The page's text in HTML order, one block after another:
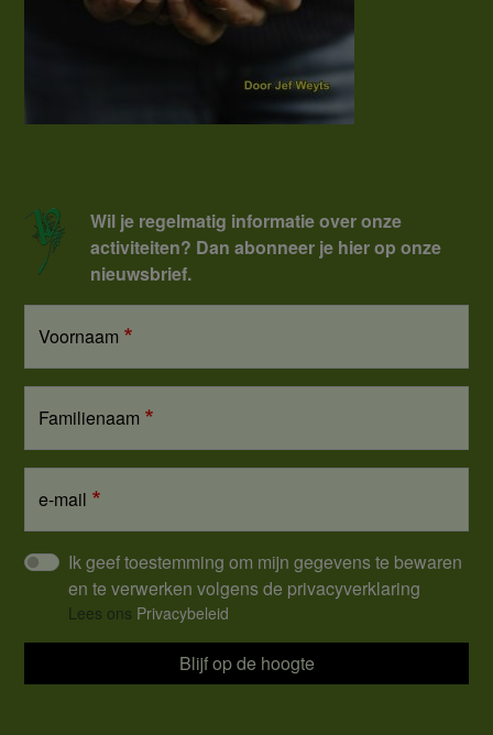
Wil je regelmatig informatie over onze
activiteiten? Dan abonneer je hier op onze
nieuwsbrief.
Voornaam
Familienaam
e-mail
Ik geef toestemming om mijn gegevens te bewaren
en te verwerken volgens de privacyverklaring
Lees ons Privacybeleid
Blijf op de hoogte